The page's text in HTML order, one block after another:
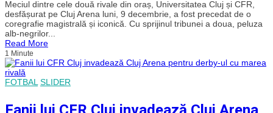
succes
în
fața
MAGISTRAL.
Coregrafie
iconică
a
de
CFR!
Meciul dintre cele două rivale din oraș, Universitatea Cluj și CFR,
desfășurat pe Cluj Arena luni, 9 decembrie, a fost precedat de o
coregrafie magistrală și iconică. Cu sprijinul tribunei a doua, peluza
alb-negrilor...
Read More
1 Minute
FOTBAL SLIDER